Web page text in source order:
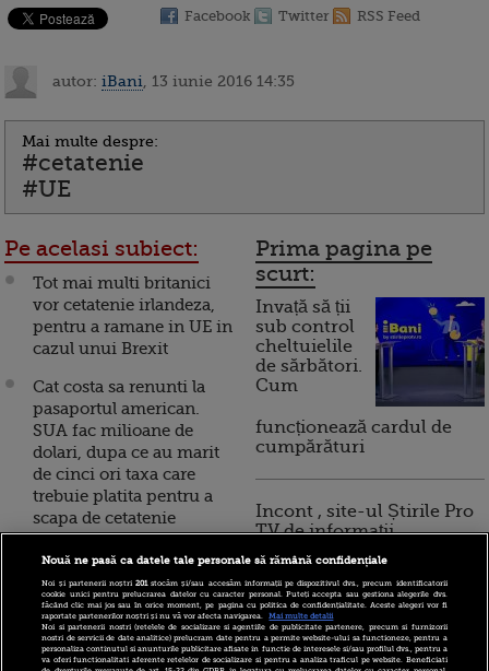
Facebook Twitter RSS Feed
autor: iBani , 13 iunie 2016 14:35
Mai multe despre:
#cetatenie
#UE
Pe acelasi subiect:
Tot mai multi britanici
vor cetatenie irlandeza,
pentru a ramane in UE in
cazul unui Brexit
Cat costa sa renunti la
pasaportul american.
SUA fac milioane de
dolari, dupa ce au marit
de cinci ori taxa care
trebuie platita pentru a
scapa de cetatenie
Record. Peste 1400 de
americani au renuntat la
cetatenie numai in T3
Danemarca a introdus
oficial dubla cetatenie,
Prima pagina pe
scurt:
Invață să ții
sub control
cheltuielile
de sărbători.
Cum
funcționează cardul de
cumpărături
Incont , site-ul Știrile Pro
TV de informații
economice și educație
financiară, a devenit iBani
10 reguli pentru decizii
financiare inteligente
Nouă ne pasă ca datele tale personale să rămână confidențiale
Noi și partenerii noștri201stocăm și/sau accesăm informații pe dispozitivul dvs., precum identificatorii
cookie unici pentru prelucrarea datelor cu caracter personal. Puteți accepta sau gestiona alegerile dvs.
făcând clic mai jos sau în orice moment, pe pagina cu politica de confidențialitate. Aceste alegeri vor fi
raportate partenerilor noștri și nu vă vor afecta navigarea.
Mai multe detalii
Noi si partenerii nostri (retelele de socializare si agentiile de publicitate partenere, precum si furnizorii
nostri de servicii de date analitice) prelucram date pentru a permite website-ului sa functioneze, pentru a
personaliza continutul si anunturile publicitare afisate in functie de interesele si/sau profilul dvs., pentru a
va oferi functionalitati aferente retelelor de socializare si pentru a analiza traficul pe website. Beneficiati